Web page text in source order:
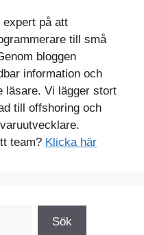
expert på att
till små
bloggen
information och
läsare. Vi lägger stort
till offshoring och
team? Klicka här
Sök